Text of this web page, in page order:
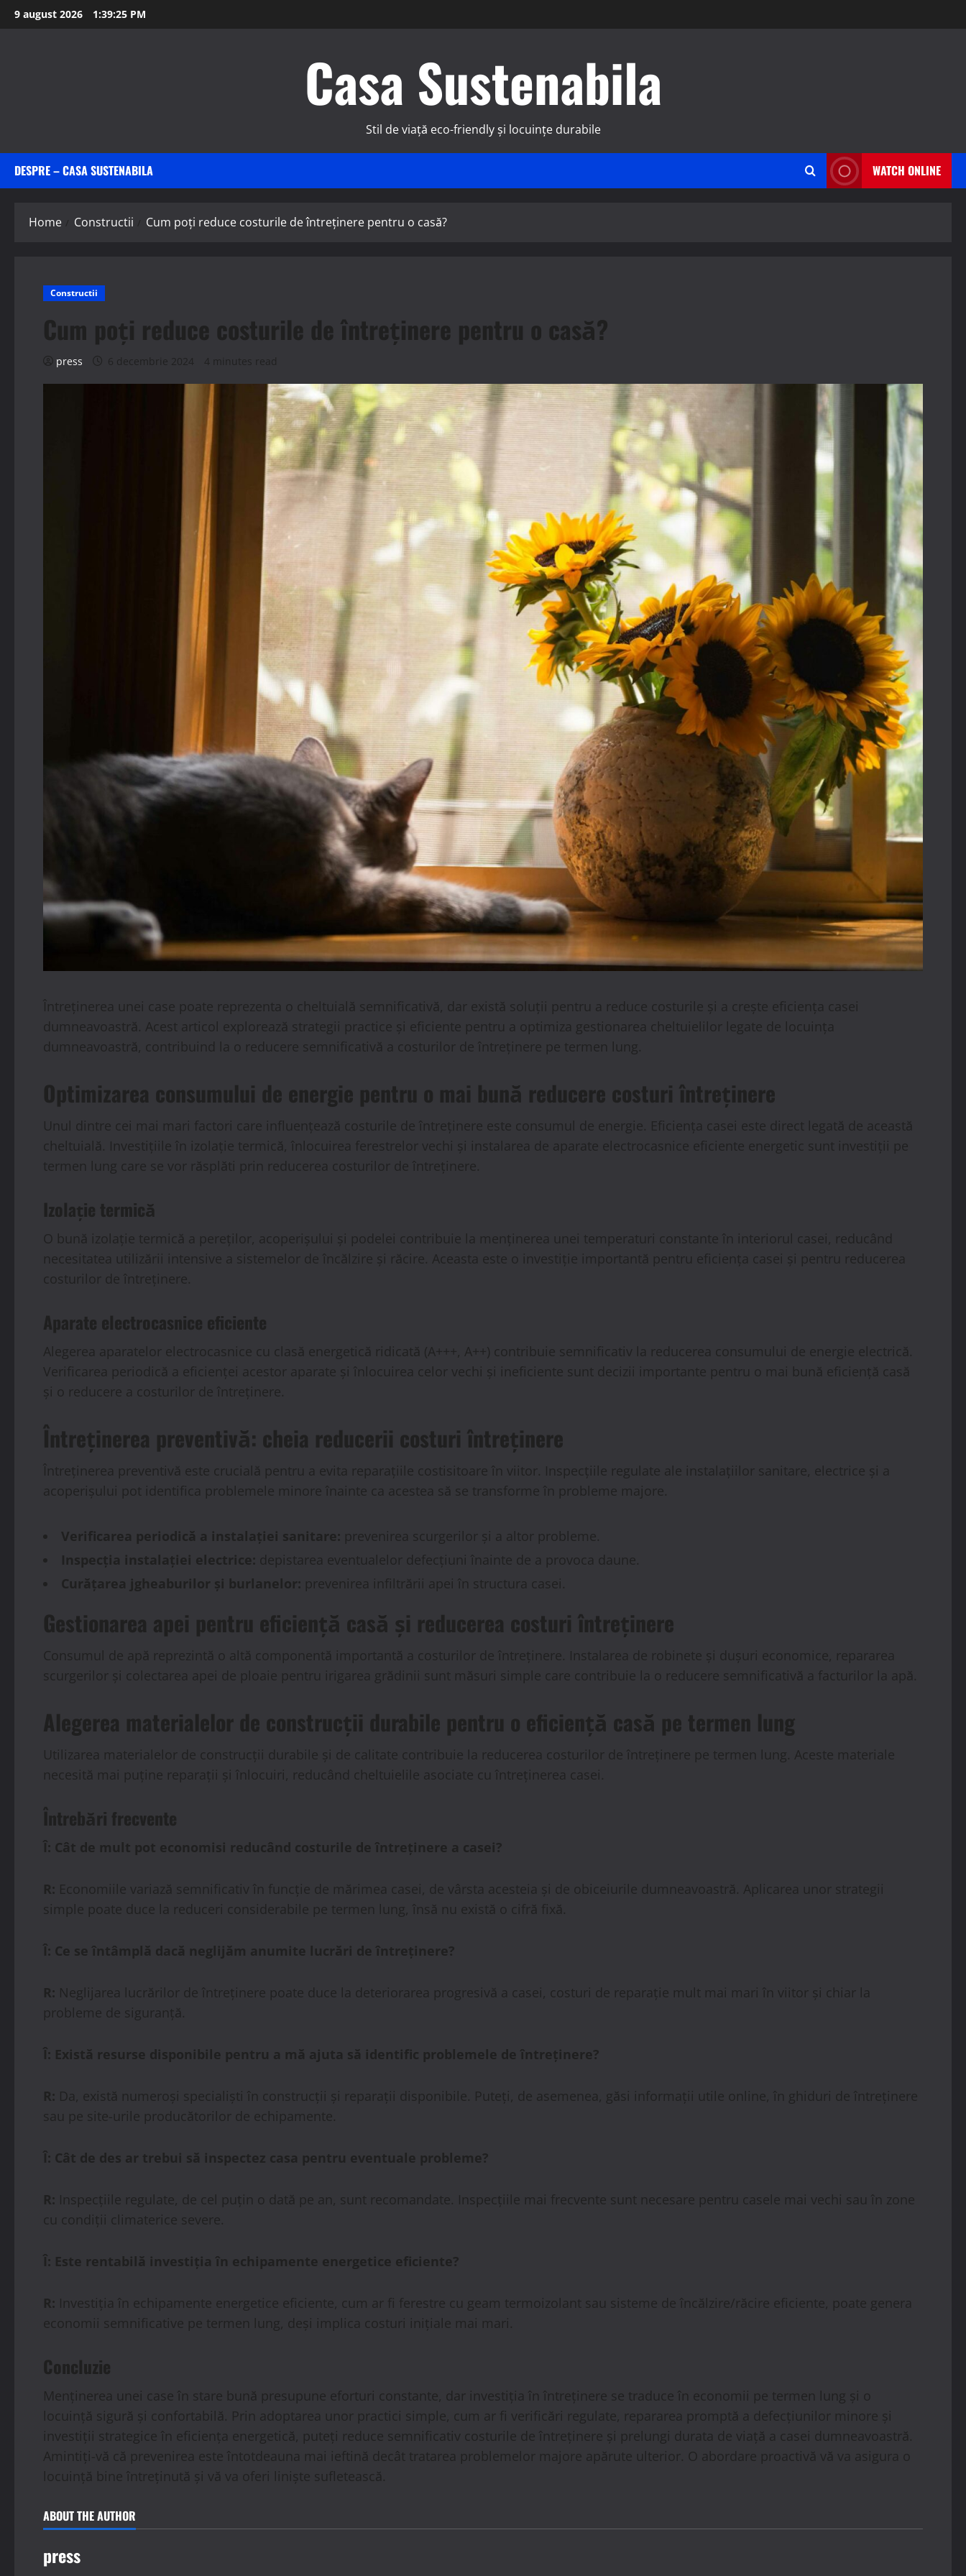
Skip
to
9 august 2026 1:39:27 PM
Casa Sustenabila
Stil de viață eco-friendly și locuințe durabile
DESPRE – CASA SUSTENABILA WATCH ONLINE
Home Constructii Cum poți reduce costurile de întreținere pentru o casă?
Constructii
Cum poți reduce costurile de întreținere pentru o casă?
press 6 decembrie 2024 4 minutes read
Întreținerea unei case poate reprezenta o cheltuială semnificativă, dar există soluții pentru a reduce costurile și a crește eficiența casei
dumneavoastră. Acest articol explorează strategii practice și eficiente pentru a optimiza gestionarea cheltuielilor legate de locuința
dumneavoastră, contribuind la o reducere semnificativă a costurilor de întreținere pe termen lung.
Optimizarea consumului de energie pentru o mai bună reducere costuri întreținere
Unul dintre cei mai mari factori care influențează costurile de întreținere este consumul de energie. Eficiența casei este direct legată de această
cheltuială. Investițiile în izolație termică, înlocuirea ferestrelor vechi și instalarea de aparate electrocasnice eficiente energetic sunt investiții pe
termen lung care se vor răsplăti prin reducerea costurilor de întreținere.
Izolație termică
O bună izolație termică a pereților, acoperișului și podelei contribuie la menținerea unei temperaturi constante în interiorul casei, reducând
necesitatea utilizării intensive a sistemelor de încălzire și răcire. Aceasta este o investiție importantă pentru eficiența casei și pentru reducerea
costurilor de întreținere.
Aparate electrocasnice eficiente
Alegerea aparatelor electrocasnice cu clasă energetică ridicată (A+++, A++) contribuie semnificativ la reducerea consumului de energie electrică.
Verificarea periodică a eficienței acestor aparate și înlocuirea celor vechi și ineficiente sunt decizii importante pentru o mai bună eficiență casă
și o reducere a costurilor de întreținere.
Întreținerea preventivă: cheia reducerii costuri întreținere
Întreținerea preventivă este crucială pentru a evita reparațiile costisitoare în viitor. Inspecțiile regulate ale instalațiilor sanitare, electrice și a
acoperișului pot identifica problemele minore înainte ca acestea să se transforme în probleme majore.
Verificarea periodică a instalației sanitare: prevenirea scurgerilor și a altor probleme.
Inspecția instalației electrice: depistarea eventualelor defecțiuni înainte de a provoca daune.
Curățarea jgheaburilor și burlanelor: prevenirea infiltrării apei în structura casei.
Gestionarea apei pentru eficiență casă și reducerea costuri întreținere
Consumul de apă reprezintă o altă componentă importantă a costurilor de întreținere. Instalarea de robinete și dușuri economice, repararea
scurgerilor și colectarea apei de ploaie pentru irigarea grădinii sunt măsuri simple care contribuie la o reducere semnificativă a facturilor la apă.
Alegerea materialelor de construcții durabile pentru o eficiență casă pe termen lung
Utilizarea materialelor de construcții durabile și de calitate contribuie la reducerea costurilor de întreținere pe termen lung. Aceste materiale
necesită mai puține reparații și înlocuiri, reducând cheltuielile asociate cu întreținerea casei.
Întrebări frecvente
Î: Cât de mult pot economisi reducând costurile de întreținere a casei?
R: Economiile variază semnificativ în funcție de mărimea casei, de vârsta acesteia și de obiceiurile dumneavoastră. Aplicarea unor strategii
simple poate duce la reduceri considerabile pe termen lung, însă nu există o cifră fixă.
Î: Ce se întâmplă dacă neglijăm anumite lucrări de întreținere?
R: Neglijarea lucrărilor de întreținere poate duce la deteriorarea progresivă a casei, costuri de reparație mult mai mari în viitor și chiar la
probleme de siguranță.
Î: Există resurse disponibile pentru a mă ajuta să identific problemele de întreținere?
R: Da, există numeroși specialiști în construcții și reparații disponibile. Puteți, de asemenea, găsi informații utile online, în ghiduri de întreținere
sau pe site-urile producătorilor de echipamente.
Î: Cât de des ar trebui să inspectez casa pentru eventuale probleme?
R: Inspecțiile regulate, de cel puțin o dată pe an, sunt recomandate. Inspecțiile mai frecvente sunt necesare pentru casele mai vechi sau în zone
cu condiții climaterice severe.
Î: Este rentabilă investiția în echipamente energetice eficiente?
R: Investiția în echipamente energetice eficiente, cum ar fi ferestre cu geam termoizolant sau sisteme de încălzire/răcire eficiente, poate genera
economii semnificative pe termen lung, deși implica costuri inițiale mai mari.
Concluzie
Menținerea unei case în stare bună presupune eforturi constante, dar investiția în întreținere se traduce în economii pe termen lung și o
locuință sigură și confortabilă. Prin adoptarea unor practici simple, cum ar fi verificări regulate, repararea promptă a defecțiunilor minore și
investiții strategice în eficiența energetică, puteți reduce semnificativ costurile de întreținere și prelungi durata de viață a casei dumneavoastră.
Amintiți-vă că prevenirea este întotdeauna mai ieftină decât tratarea problemelor majore apărute ulterior. O abordare proactivă vă va asigura o
locuință bine întreținută și vă va oferi liniște sufletească.
ABOUT THE AUTHOR
press